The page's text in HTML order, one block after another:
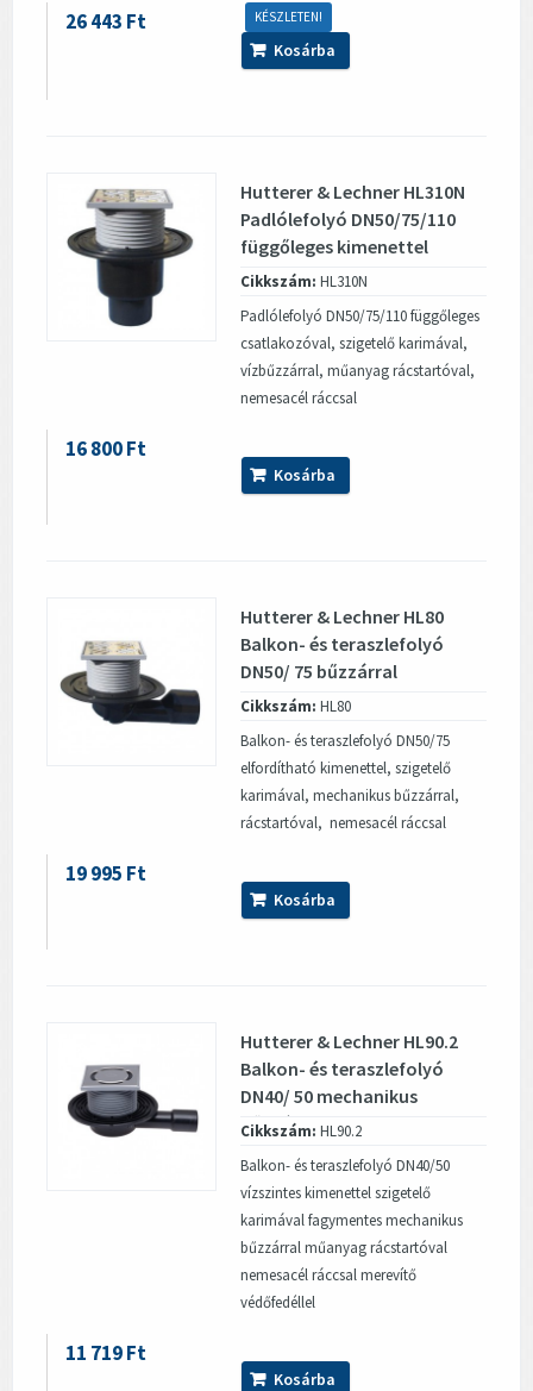
KÉSZLETEN!
26 443 Ft
Kosárba
Hutterer & Lechner HL310N
Padlólefolyó DN50/75/110
függőleges kimenettel
Cikkszám: HL310N
Padlólefolyó DN50/75/110 függőleges
csatlakozóval, szigetelő karimával,
vízbűzzárral, műanyag rácstartóval,
nemesacél ráccsal
16 800 Ft
Kosárba
Hutterer & Lechner HL80
Balkon- és teraszlefolyó
DN50/ 75 bűzzárral
Cikkszám: HL80
Balkon- és teraszlefolyó DN50/75
elfordítható kimenettel, szigetelő
karimával, mechanikus bűzzárral,
rácstartóval, nemesacél ráccsal
19 995 Ft
Kosárba
Hutterer & Lechner HL90.2
Balkon- és teraszlefolyó
DN40/ 50 mechanikus
bűzzárral
Cikkszám: HL90.2
Balkon- és teraszlefolyó DN40/50
vízszintes kimenettel szigetelő
karimával fagymentes mechanikus
bűzzárral műanyag rácstartóval
nemesacél ráccsal merevítő
védőfedéllel
11 719 Ft
Kosárba